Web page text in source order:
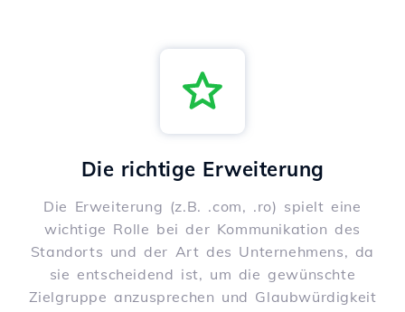
Die richtige Erweiterung
Die Erweiterung (z.B. .com, .ro) spielt eine
wichtige Rolle bei der Kommunikation des
Standorts und der Art des Unternehmens, da
sie entscheidend ist, um die gewünschte
Zielgruppe anzusprechen und Glaubwürdigkeit